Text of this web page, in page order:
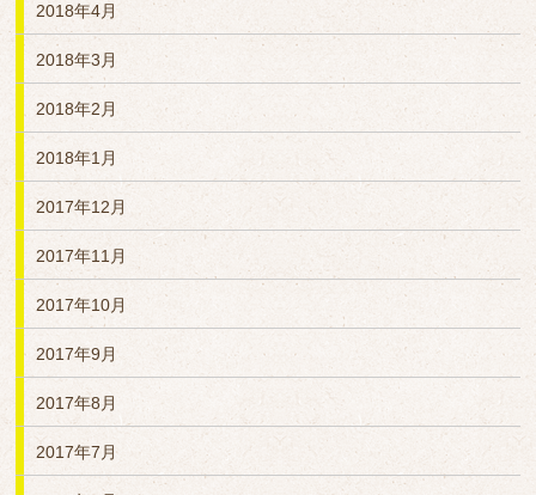
2018年4月
2018年3月
2018年2月
2018年1月
2017年12月
2017年11月
2017年10月
2017年9月
2017年8月
2017年7月